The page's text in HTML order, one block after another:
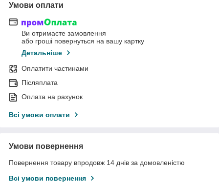
Умови оплати
Ви отримаєте замовлення
або гроші повернуться на вашу картку
Детальніше
Оплатити частинами
Післяплата
Оплата на рахунок
Всі умови оплати
Умови повернення
Повернення товару впродовж 14 днів за домовленістю
Всі умови повернення